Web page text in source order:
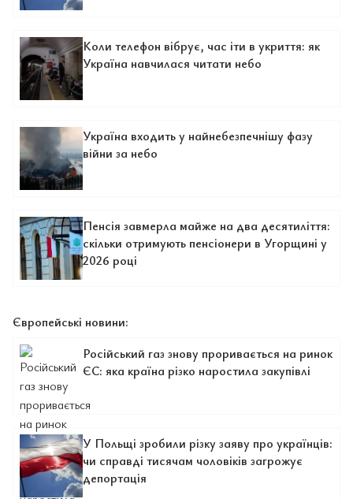
Коли телефон вібрує, час іти в укриття: як
Україна навчилася читати небо
Україна входить у найнебезпечнішу фазу
війни за небо
Пенсія завмерла майже на два десятиліття:
скільки отримують пенсіонери в Угорщині у
2026 році
Європейські новини:
Російський газ знову проривається на ринок
ЄС: яка країна різко наростила закупівлі
У Польщі зробили різку заяву про українців:
чи справді тисячам чоловіків загрожує
депортація